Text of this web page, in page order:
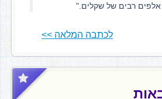
אלפים רבים של שקלים."
לכתבה המלאה >>